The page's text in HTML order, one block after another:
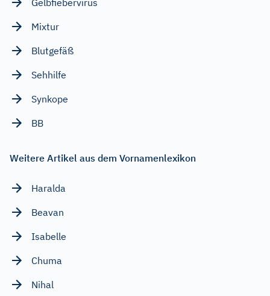
Mixtur
Blutgefäß
Sehhilfe
Synkope
BB
Weitere Artikel aus dem Vornamenlexikon
Haralda
Beavan
Isabelle
Chuma
Nihal